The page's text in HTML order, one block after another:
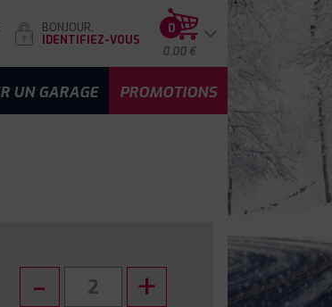
BONJOUR,
IDENTIFIEZ-VOUS
0
0.00 €
UN GARAGE PROMOTIONS